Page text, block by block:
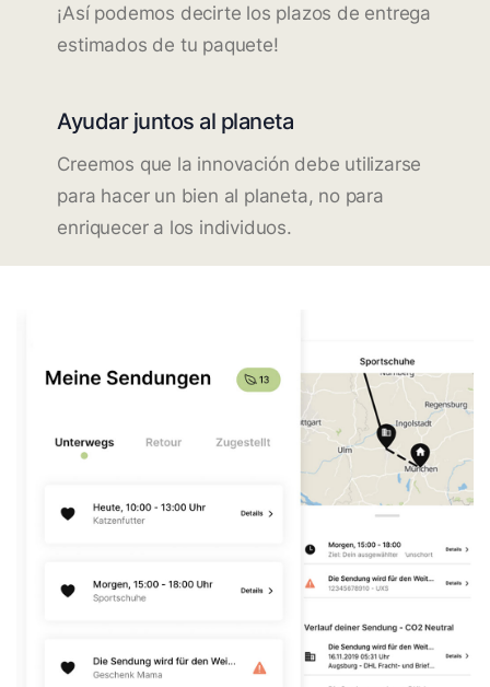
¡Así podemos decirte los plazos de entrega
estimados de tu paquete!
Ayudar juntos al planeta
Creemos que la innovación debe utilizarse
para hacer un bien al planeta, no para
enriquecer a los individuos.